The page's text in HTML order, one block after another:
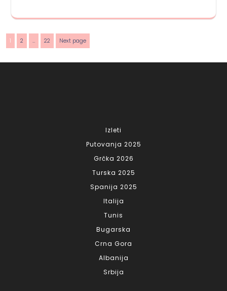
Posts
Page
1 Page
2 … Page
22 Next page
Izleti
Putovanja 2025
Grčka 2026
Turska 2025
Spanija 2025
Italija
Tunis
Bugarska
Crna Gora
Albanija
Srbija